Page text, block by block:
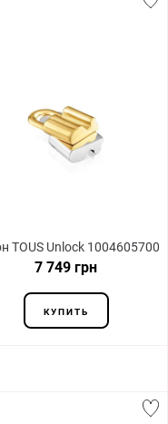
TOUS Unlock 1004605700
7 749 грн
КУПИТЬ